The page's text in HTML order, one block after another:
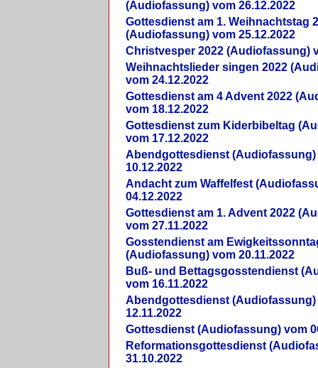
(Audiofassung) vom 26.12.2022
Gottesdienst am 1. Weihnachtstag
(Audiofassung) vom 25.12.2022
Christvesper 2022 (Audiofassung)
Weihnachtslieder singen 2022
vom 24.12.2022
Gottesdienst am 4 Advent 2022
vom 18.12.2022
Gottesdienst zum Kiderbibeltag
vom 17.12.2022
Abendgottesdienst (Audiofassung)
10.12.2022
Andacht zum Waffelfest
04.12.2022
Gottesdienst am 1. Advent 2022
vom 27.11.2022
Gosstendienst am
(Audiofassung) vom 20.11.2022
Buß- und Bettagsgosstendienst
vom 16.11.2022
Abendgottesdienst (Audiofassung)
12.11.2022
Gottesdienst (Audiofassung) vom
Reformationsgottesdienst
31.10.2022